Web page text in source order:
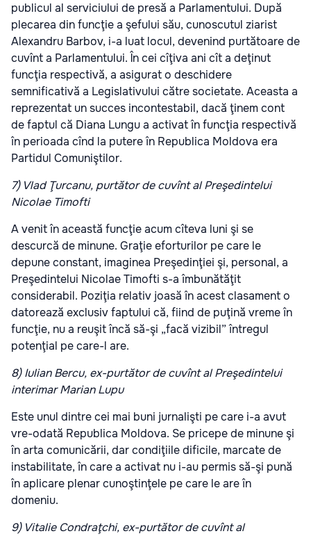
publicul al serviciului de presă a Parlamentului. După
plecarea din funcţie a şefului său, cunoscutul ziarist
Alexandru Barbov, i-a luat locul, devenind purtătoare de
cuvînt a Parlamentului. În cei cîţiva ani cît a deţinut
funcţia respectivă, a asigurat o deschidere
semnificativă a Legislativului către societate. Aceasta a
reprezentat un succes incontestabil, dacă ţinem cont
de faptul că Diana Lungu a activat în funcţia respectivă
în perioada cînd la putere în Republica Moldova era
Partidul Comuniştilor.
7) Vlad Ţurcanu, purtător de cuvînt al Preşedintelui
Nicolae Timofti
A venit în această funcţie acum cîteva luni şi se
descurcă de minune. Graţie eforturilor pe care le
depune constant, imaginea Preşedinţiei şi, personal, a
Preşedintelui Nicolae Timofti s-a îmbunătăţit
considerabil. Poziţia relativ joasă în acest clasament o
datorează exclusiv faptului că, fiind de puţină vreme în
funcţie, nu a reuşit încă să-şi „facă vizibil” întregul
potenţial pe care-l are.
8) Iulian Bercu, ex-purtător de cuvînt al Preşedintelui
interimar Marian Lupu
Este unul dintre cei mai buni jurnalişti pe care i-a avut
vre-odată Republica Moldova. Se pricepe de minune şi
în arta comunicării, dar condiţiile dificile, marcate de
instabilitate, în care a activat nu i-au permis să-şi pună
în aplicare plenar cunoştinţele pe care le are în
domeniu.
9) Vitalie Condraţchi, ex-purtător de cuvînt al